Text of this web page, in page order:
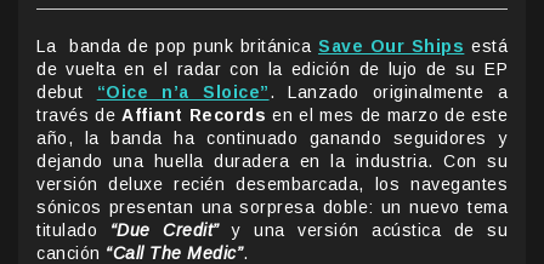
La banda de pop punk británicaSave Our Ships está
de vuelta en el radar con la edición de lujo de su EP
debut “Oice n’a Sloice”. Lanzado originalmente a
través de Affiant Records en el mes de marzo de este
año, la banda ha continuado ganando seguidores y
dejando una huella duradera en la industria. Con su
versión deluxe recién desembarcada, los navegantes
sónicos presentan una sorpresa doble: un nuevo tema
titulado “Due Credit”y una versión acústica de su
canción “Call The Medic”.